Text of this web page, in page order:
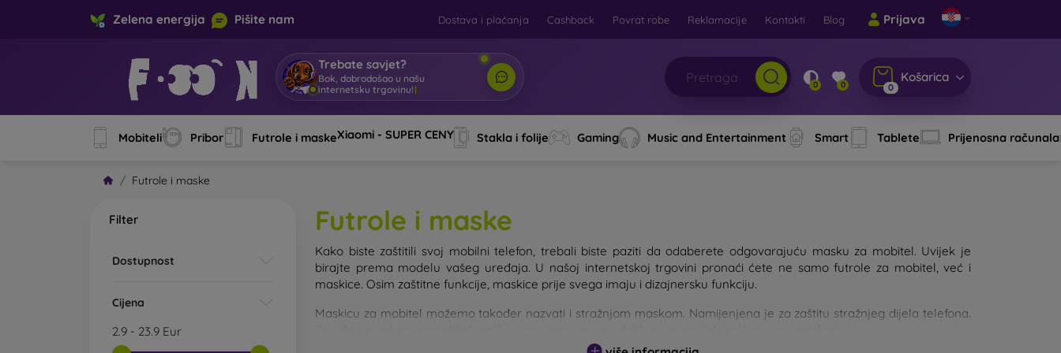
Zelena energija Pišite nam Dostava i plaćanja Cashback Povrat robe Reklamacije Kontakti Blog Prijava
Trebate savjet?
Bok, dobrodošao u našu
internetsku trgovinu! | 0 0 0
Košarica
Mobiteli Pribor Futrole i maskeXiaomi - SUPER CENY Stakla i folije Gaming Music and Entertainment Smart Tablete Prijenosna računala
Futrole i maske
Filter
Dostupnost
Cijena
2.9 - 23.9 Eur
Futrole i maske
Kako biste zaštitili svoj mobilni telefon, trebali biste paziti da odaberete odgovarajuću masku za mobitel. Uvijek je
birajte prema modelu vašeg uređaja. U našoj internetskoj trgovini pronaći ćete ne samo futrole za mobitel, već i
maskice. Osim zaštitne funkcije, maskice prije svega imaju i dizajnersku funkciju.
Maskicu za mobitel možemo također nazvati i stražnjom maskom. Namijenjena je za zaštitu stražnjeg dijela telefona.